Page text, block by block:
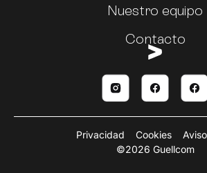
Nuestro equipo
Contacto
©2026 Guellcom
Privacidad Cookies